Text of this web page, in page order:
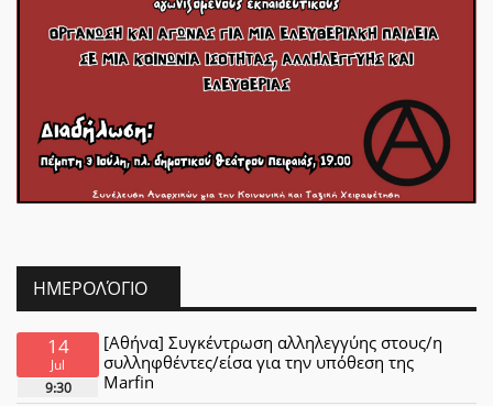
ΗΜΕΡΟΛΌΓΙΟ
14
Jul
9:30
[Αθήνα] Συγκέντρωση αλληλεγγύης στους/η
συλληφθέντες/είσα για την υπόθεση της
Marfin